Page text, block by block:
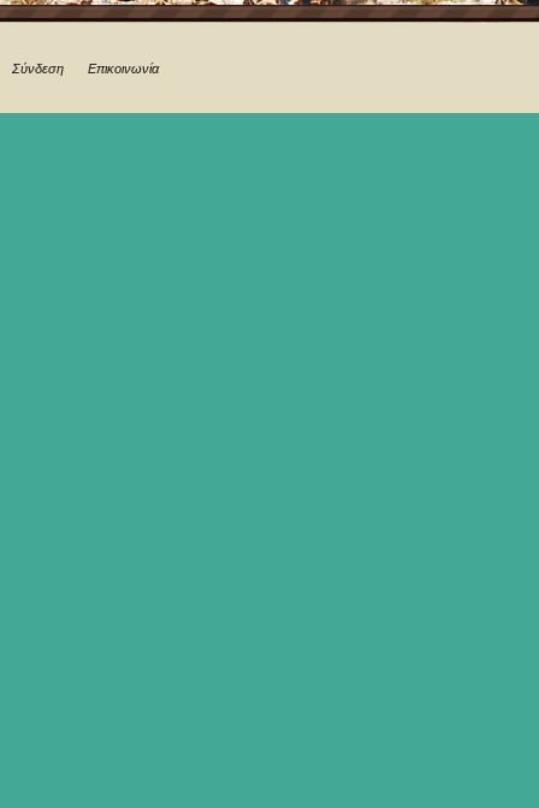
Σύνδεση Επικοινωνία